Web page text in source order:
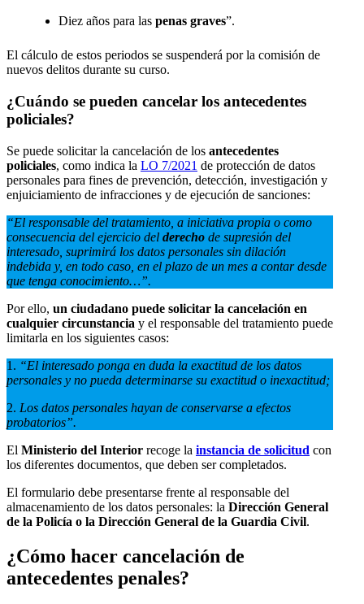
Diez años para las penas graves”.
El cálculo de estos periodos se suspenderá por la comisión de
nuevos delitos durante su curso.
¿Cuándo se pueden cancelar los antecedentes
policiales?
Se puede solicitar la cancelación de los antecedentes
policiales, como indica la LO 7/2021 de protección de datos
personales para fines de prevención, detección, investigación y
enjuiciamiento de infracciones y de ejecución de sanciones:
“El responsable del tratamiento, a iniciativa propia o como
consecuencia del ejercicio del derecho de supresión del
interesado, suprimirá los datos personales sin dilación
indebida y, en todo caso, en el plazo de un mes a contar desde
que tenga conocimiento…”.
Por ello, un ciudadano puede solicitar la cancelación en
cualquier circunstancia y el responsable del tratamiento puede
limitarla en los siguientes casos:
1. “El interesado ponga en duda la exactitud de los datos
personales y no pueda determinarse su exactitud o inexactitud;
2. Los datos personales hayan de conservarse a efectos
probatorios”.
El Ministerio del Interior recoge la instancia de solicitud con
los diferentes documentos, que deben ser completados.
El formulario debe presentarse frente al responsable del
almacenamiento de los datos personales: la Dirección General
de la Policía o la Dirección General de la Guardia Civil.
¿Cómo hacer cancelación de
antecedentes penales?